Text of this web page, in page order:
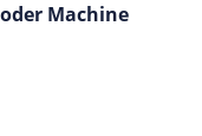
Machine